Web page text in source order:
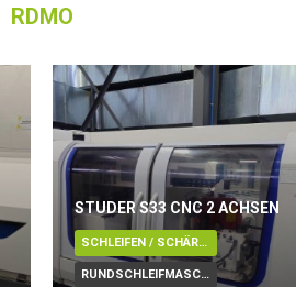
RDMO
STUDER S33 CNC 2 ACHSEN
SCHLEIFEN / SCHÄRFEN / LÄPPEN / ENTGRATUNG / POLIEREN
RUNDSCHLEIFMASCHINE CNC